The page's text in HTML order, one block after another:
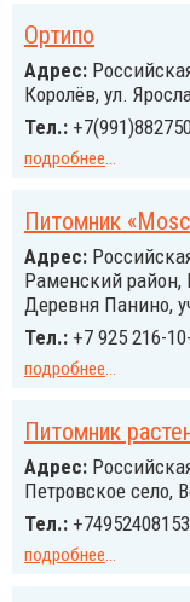
Ортипо
Адрес:
Королёв, ул.
Тел.:
подробнее...
Питомник
Адрес:
Раменский район,
Деревня Панино,
Тел.: +7 925 216-
подробнее...
Питомник
Адрес:
Петровское село,
Тел.: +74952408153
подробнее...